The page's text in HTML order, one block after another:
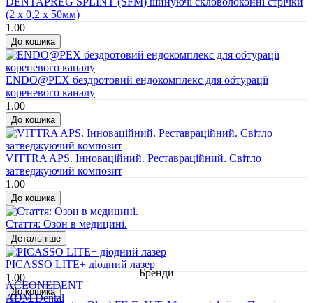
(2 х 0,2 х 50мм)
1.00
ENDO@PEX бездротовий ендокомплекс для обтурації
кореневого каналу
1.00
VITTRA APS. Інноваційний. Реставраційний. Світло
затведжуючий композит
1.00
Стаття: Озон в медицині.
PICASSO LITE+ діодний лазер
1.00
Бренди
ACEONEDENT
ADM Dental